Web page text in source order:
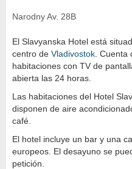
Narodny Av. 28B
El Slavyanska Hotel está
centro de Vladivostok .
habitaciones con TV de
abierta las 24 horas.
Las habitaciones del Hotel
disponen de aire
café.
El hotel incluye un bar y una
europeos. El desayuno se
petición.